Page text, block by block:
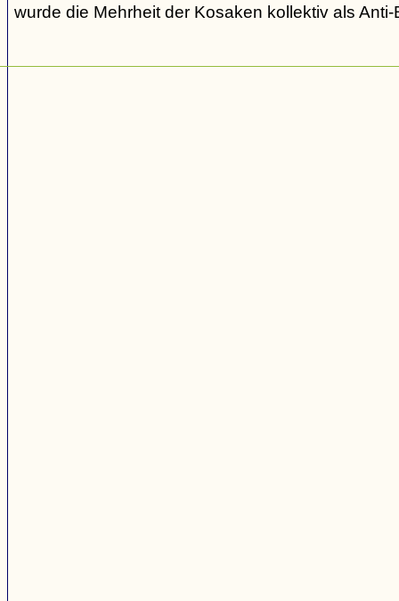
wurde die Mehrheit der Kosaken kollektiv als